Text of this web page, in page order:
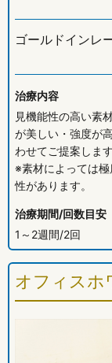
ゴールドインレ
治療内容
見機能性の高い素
が美しい・強度が
わせてご提案します
※素材によっては
性があります。
治療期間/回数目安
1～2週間/2回
オフィスホ